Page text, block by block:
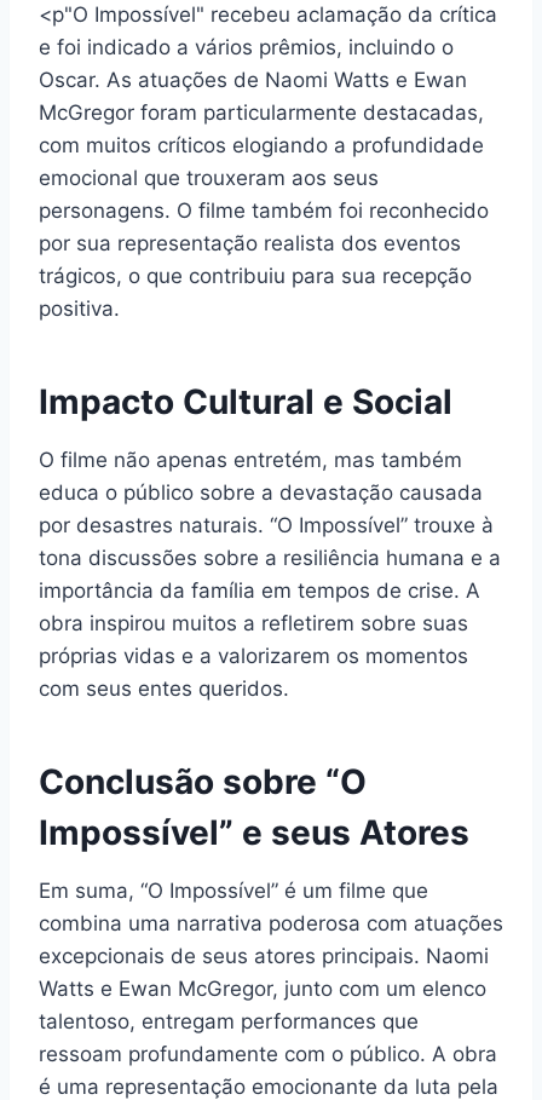
<p"O Impossível" recebeu aclamação da crítica
e foi indicado a vários prêmios, incluindo o
Oscar. As atuações de Naomi Watts e Ewan
McGregor foram particularmente destacadas,
com muitos críticos elogiando a profundidade
emocional que trouxeram aos seus
personagens. O filme também foi reconhecido
por sua representação realista dos eventos
trágicos, o que contribuiu para sua recepção
positiva.
Impacto Cultural e Social
O filme não apenas entretém, mas também
educa o público sobre a devastação causada
por desastres naturais. “O Impossível” trouxe à
tona discussões sobre a resiliência humana e a
importância da família em tempos de crise. A
obra inspirou muitos a refletirem sobre suas
próprias vidas e a valorizarem os momentos
com seus entes queridos.
Conclusão sobre “O
Impossível” e seus Atores
Em suma, “O Impossível” é um filme que
combina uma narrativa poderosa com atuações
excepcionais de seus atores principais. Naomi
Watts e Ewan McGregor, junto com um elenco
talentoso, entregam performances que
ressoam profundamente com o público. A obra
é uma representação emocionante da luta pela